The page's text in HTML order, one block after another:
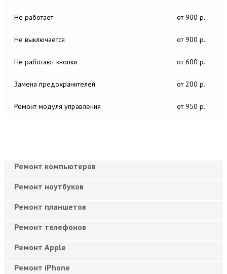
Не работает от 900 р.
Не выключается от 900 р.
Не работают кнопки от 600 р.
Замена предохранителей от 200 р.
Ремонт модуля управления от 950 р.
Ремонт компьютеров
Ремонт ноутбуков
Ремонт планшетов
Ремонт телефонов
Ремонт Apple
Ремонт iPhone